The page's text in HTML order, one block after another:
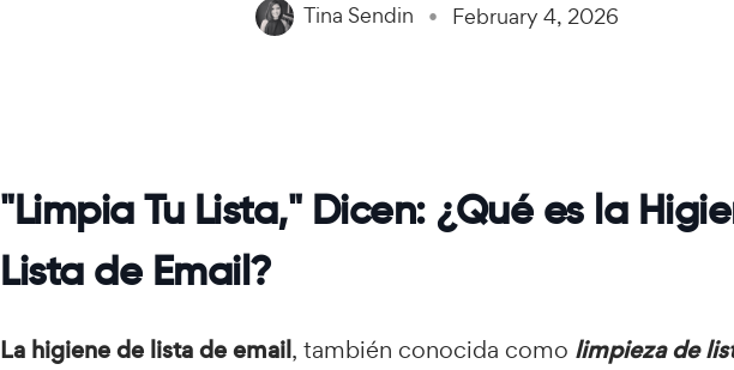
Tina Sendin February 4, 2026
"Limpia Tu Lista," Dicen: ¿Qué es la
Lista de Email?
La higiene de lista de email, también conocida como limpieza de